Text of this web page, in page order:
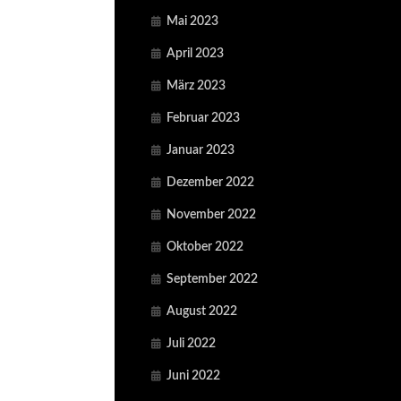
Mai 2023
April 2023
März 2023
Februar 2023
Januar 2023
Dezember 2022
November 2022
Oktober 2022
September 2022
August 2022
Juli 2022
Juni 2022